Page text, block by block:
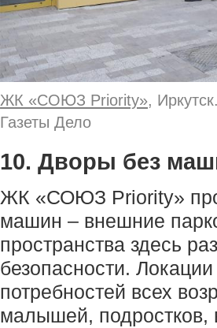
ЖК «СОЮЗ Priority»,
Газеты Дело
10. Дворы без
ЖК «СОЮЗ Priority»
машин – внешние
пространства здесь
безопасности.
потребностей всех
малышей, подростков,